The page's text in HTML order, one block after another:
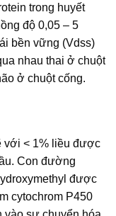
trong huyết
độ 0,05 – 5
bền vững (Vdss)
nhau thai ở chuột
ở chuột cống.
với < 1% liều được
Con đường
được
cytochrom P450